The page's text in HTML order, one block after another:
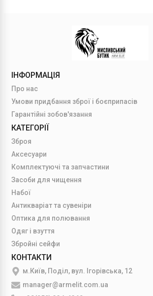
ІНФОРМАЦІЯ
Про нас
Умови придбання зброї і боєприпасів
Гарантійні зобов'язання
КАТЕГОРІЇ
Зброя
Аксесуари
Комплектуючі та запчастини
Засоби для чищення
Набої
Антикваріат та сувеніри
Оптика для полювання
Одяг і взуття
Збройні сейфи
КОНТАКТИ
м.Київ, Поділ, вул. Ігорівська, 12
manager@armelit.com.ua